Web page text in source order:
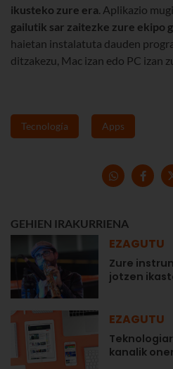
ikusteko zure era. Aplikazio
gailutik sar zaitezke zure ekipo
haietan instalatuta dauden
ditzakezu, Mac izan edo PC izan
Tecnología Apps
GEHIEN IRAKURRIENA
EZAGUTU
Zure
jotzen
EZAGUTU
kanalik